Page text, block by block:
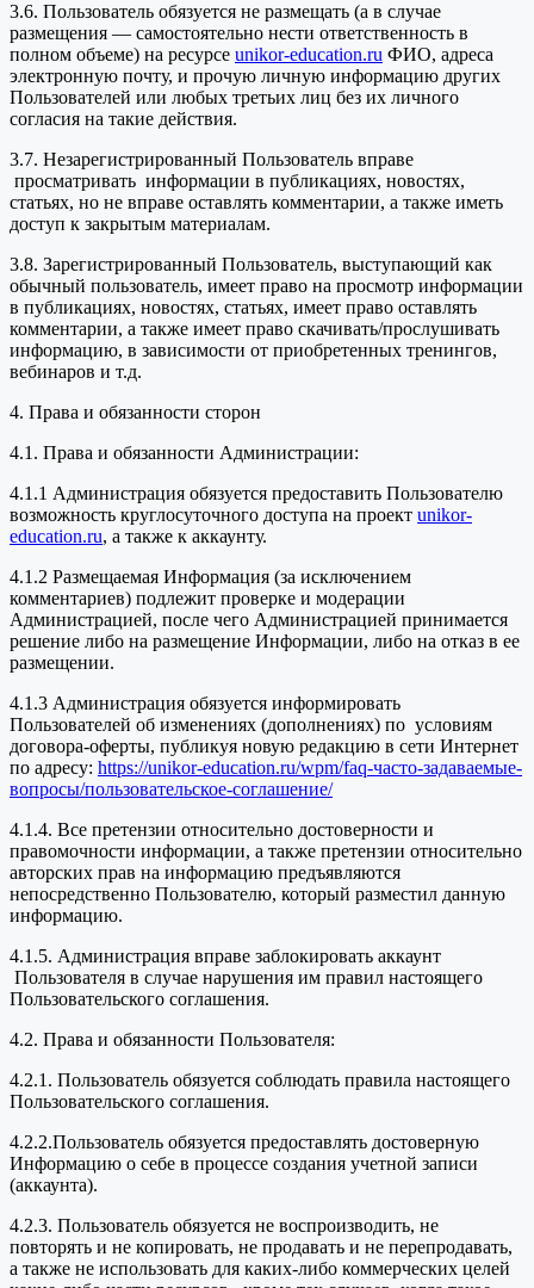
3.6. Пользователь обязуется не размещать (а в случае
размещения — самостоятельно нести ответственность в
полном объеме) на ресурсе unikor-education.ru ФИО, адреса
электронную почту, и прочую личную информацию других
Пользователей или любых третьих лиц без их личного
согласия на такие действия.
3.7. Незарегистрированный Пользователь вправе
просматривать информации в публикациях, новостях,
статьях, но не вправе оставлять комментарии, а также иметь
доступ к закрытым материалам.
3.8. Зарегистрированный Пользователь, выступающий как
обычный пользователь, имеет право на просмотр информации
в публикациях, новостях, статьях, имеет право оставлять
комментарии, а также имеет право скачивать/прослушивать
информацию, в зависимости от приобретенных тренингов,
вебинаров и т.д.
4. Права и обязанности сторон
4.1. Права и обязанности Администрации:
4.1.1 Администрация обязуется предоставить Пользователю
возможность круглосуточного доступа на проект unikor-
education.ru, а также к аккаунту.
4.1.2 Размещаемая Информация (за исключением
комментариев) подлежит проверке и модерации
Администрацией, после чего Администрацией принимается
решение либо на размещение Информации, либо на отказ в ее
размещении.
4.1.3 Администрация обязуется информировать
Пользователей об изменениях (дополнениях) по условиям
договора-оферты, публикуя новую редакцию в сети Интернет
по адресу: https://unikor-education.ru/wpm/faq-часто-задаваемые-
вопросы/пользовательское-соглашение/
4.1.4. Все претензии относительно достоверности и
правомочности информации, а также претензии относительно
авторских прав на информацию предъявляются
непосредственно Пользователю, который разместил данную
информацию.
4.1.5. Администрация вправе заблокировать аккаунт
Пользователя в случае нарушения им правил настоящего
Пользовательского соглашения.
4.2. Права и обязанности Пользователя:
4.2.1. Пользователь обязуется соблюдать правила настоящего
Пользовательского соглашения.
4.2.2.Пользователь обязуется предоставлять достоверную
Информацию о себе в процессе создания учетной записи
(аккаунта).
4.2.3. Пользователь обязуется не воспроизводить, не
повторять и не копировать, не продавать и не перепродавать,
а также не использовать для каких-либо коммерческих целей